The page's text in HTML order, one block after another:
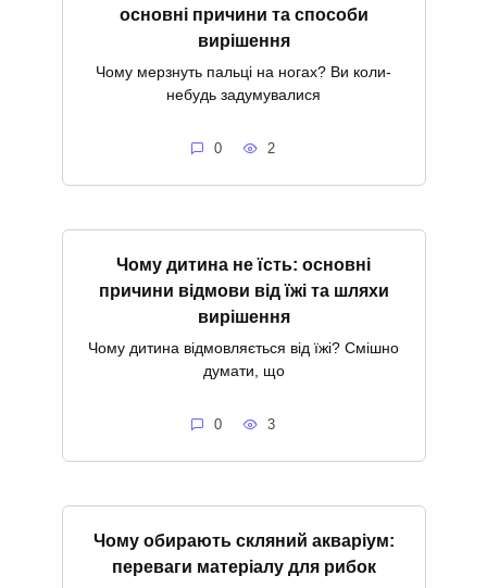
основні причини та способи
вирішення
Чому мерзнуть пальці на ногах? Ви коли-
небудь задумувалися
0 2
Чому дитина не їсть: основні
причини відмови від їжі та шляхи
вирішення
Чому дитина відмовляється від їжі? Смішно
думати, що
0 3
Чому обирають скляний акваріум:
переваги матеріалу для рибок